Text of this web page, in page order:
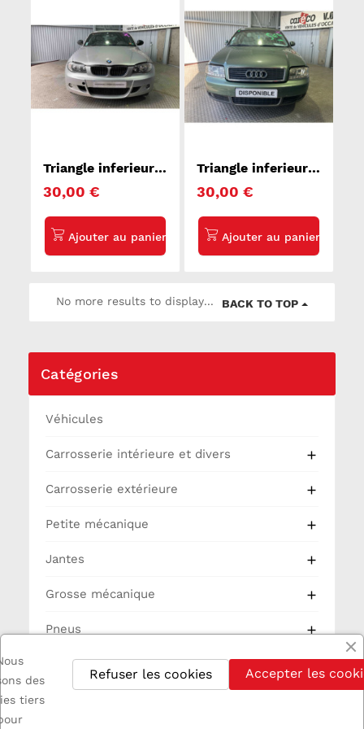
Triangle inferieur
SERIE 1 E81
30,00 €
Triangle inferieur
A6 2
30,00 €
No more results to display... BACK TO TOP
Catégories
Véhicules
Carrosserie intérieure et divers 
Carrosserie extérieure 
Petite mécanique 
Jantes 
Grosse mécanique 
Pneus 
Partie Cycle
des
tiers
Accepter les
Refuser les cookies